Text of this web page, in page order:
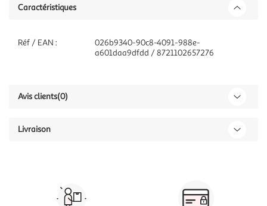
Caractéristiques
Réf / EAN :
026b9340-90c8-4091-988e-
a601daa9dfdd / 8721102657276
Avis clients(0)
Livraison